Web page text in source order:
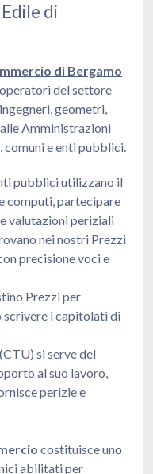
di
di Bergamo
del settore
geometri,
Amministrazioni
e enti pubblici.
pubblici utilizzano il
computi, partecipare
valutazioni periziali
nei nostri Prezzi
precisione voci e
Prezzi per
scrivere i capitolati di
si serve del
al suo lavoro,
perizie e
costituisce uno
abilitati per